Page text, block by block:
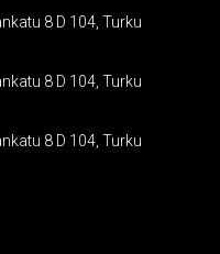
8 D 104, Turku
8 D 104, Turku
8 D 104, Turku